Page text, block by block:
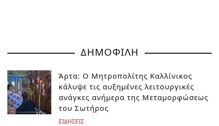
ΔΗΜΟΦΙΛΗ
Άρτα: Ο Μητροπολίτης Καλλίνικος
κάλυψε τις αυξημένες λειτουργικές
ανάγκες ανήμερα της Μεταμορφώσεως
του Σωτήρος
ΕΙΔΗΣΕΙΣ